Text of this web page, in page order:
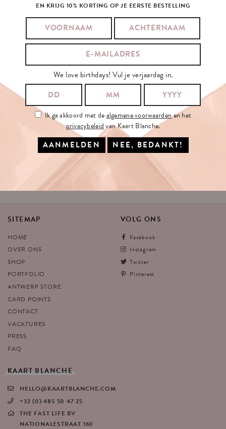
SCHRIJF JE IN OP ONZE NIEUWSBRIEF
JE E-MAILADRES:
Ik ga akkoord met dealgemene voorwaardenen het
Kaart Blanche.
INSCHRIJVEN
SITEMAP
HOME
OVER ONS
SHOP
PORTFOLIO
ANTWERP STORE
CARD POINTS
CONTACT
VACATURES
PRESS
FAQ
VOLG ONS
Facebook
Instagram
Twitter
Pinterest
KAART BLANCHE
HELLO@KAARTBLANCHE.COM
+32 (0) 485 50 47 25
THE FAST LIFE BV
NATIONALESTRAAT 160
EN KRIJG 10% KORTING OP JE EERSTE BESTELLING
We love birthdays! Vul je verjaardag in.
Ik ga akkoord met dealgemene voorwaardenen het
privacybeleidvan Kaart Blanche.